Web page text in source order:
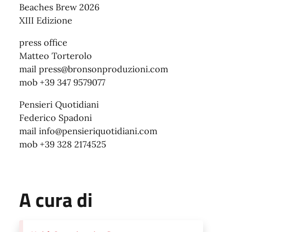
Beaches Brew 2026
XIII Edizione
press office
Matteo Torterolo
mail press@bronsonproduzioni.com
mob +39 347 9579077
Pensieri Quotidiani
Federico Spadoni
mail info@pensieriquotidiani.com
mob +39 328 2174525
A cura di